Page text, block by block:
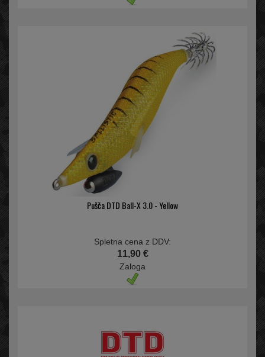
Pušča DTD Ball-X 3.0 - Yellow
Spletna cena z DDV:
11,90 €
Zaloga